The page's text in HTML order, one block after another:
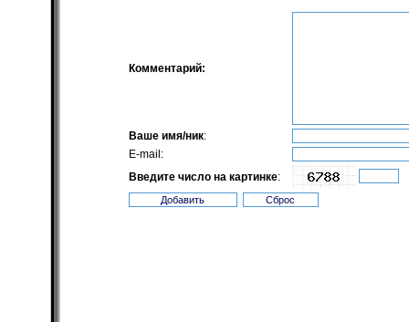
Комментарий:
Ваше имя/ник:
E-mail:
Введите число на картинке: